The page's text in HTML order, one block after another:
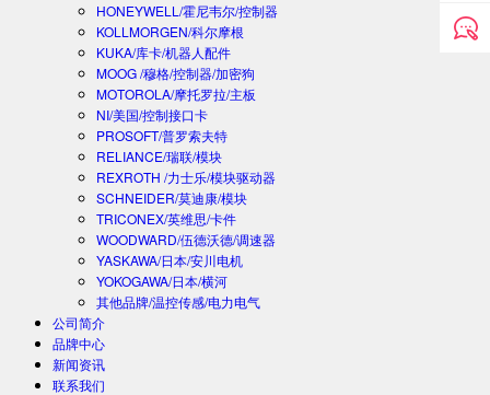
HONEYWELL/霍尼韦尔/控制器
KOLLMORGEN/科尔摩根
KUKA/库卡/机器人配件
MOOG /穆格/控制器/加密狗
MOTOROLA/摩托罗拉/主板
NI/美国/控制接口卡
PROSOFT/普罗索夫特
RELIANCE/瑞联/模块
REXROTH /力士乐/模块驱动器
SCHNEIDER/莫迪康/模块
TRICONEX/英维思/卡件
WOODWARD/伍德沃德/调速器
YASKAWA/日本/安川电机
YOKOGAWA/日本/横河
其他品牌/温控传感/电力电气
公司简介
品牌中心
新闻资讯
联系我们